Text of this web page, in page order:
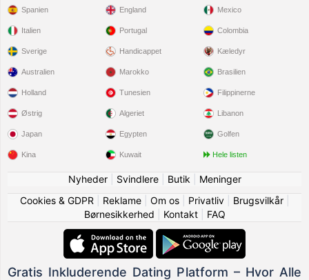
Spanien
Italien
Sverige
England
Portugal
Handicappet
Mexico
Colombia
Kæledyr
Australien
Holland
Østrig
Japan
Kina
Marokko
Tunesien
Algeriet
Egypten
Kuwait
Brasilien
Filippinerne
Libanon
Golfen
Hele listen
Nyheder| Svindlere| Butik
Meninger
Cookies & GDPR
Reklame| Om os| Privatliv| Brugsvilkår|
Børnesikkerhed
Kontakt| FAQ
Gratis Inkluderende Dating Platform – Hvor Alle